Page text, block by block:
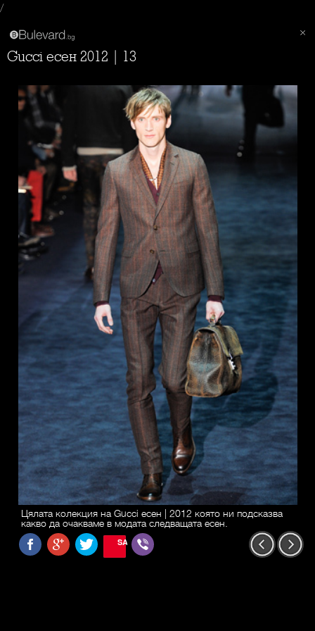
/
Gucci есен 2012 | 13
Цялата колекция на Gucci есен | 2012 която ни подсказва
какво да очакваме в модата следващата есен.
SAVE